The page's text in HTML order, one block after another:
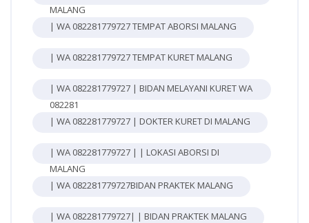
MALANG
| WA 082281779727 TEMPAT ABORSI MALANG
| WA 082281779727 TEMPAT KURET MALANG
| WA 082281779727 | BIDAN MELAYANI KURET WA
082281
| WA 082281779727 | DOKTER KURET DI MALANG
| WA 082281779727 | | LOKASI ABORSI DI
MALANG
| WA 082281779727BIDAN PRAKTEK MALANG
| WA 082281779727| | BIDAN PRAKTEK MALANG